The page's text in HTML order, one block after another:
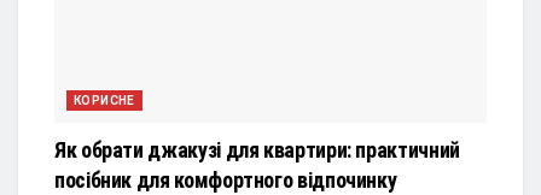
КОРИСНЕ
Як обрати джакузі для квартири: практичний
посібник для комфортного відпочинку